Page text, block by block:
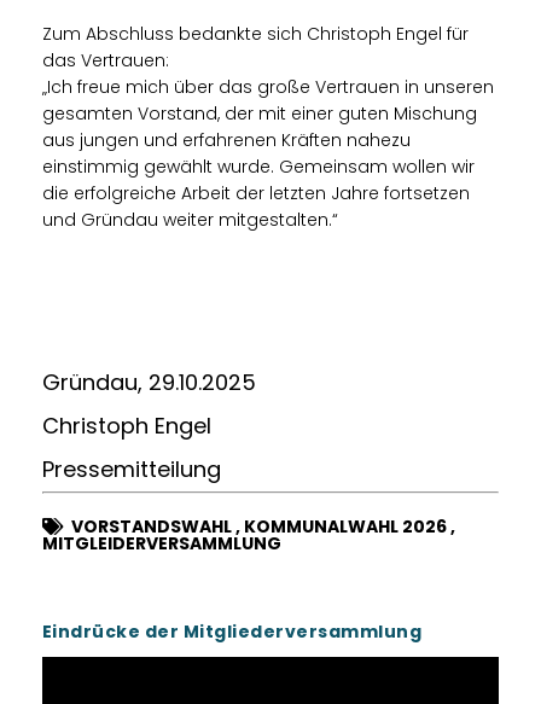
Zum Abschluss bedankte sich Christoph Engel für
das Vertrauen:
Ich freue mich über das große Vertrauen in unseren
gesamten Vorstand, der mit einer guten Mischung
aus jungen und erfahrenen Kräften nahezu
einstimmig gewählt wurde. Gemeinsam wollen wir
die erfolgreiche Arbeit der letzten Jahre fortsetzen
und Gründau weiter mitgestalten.“
Gründau, 29.10.2025
Christoph Engel
Pressemitteilung
VORSTANDSWAHL, KOMMUNALWAHL 2026,
MITGLEIDERVERSAMMLUNG
Eindrücke der Mitgliederversammlung